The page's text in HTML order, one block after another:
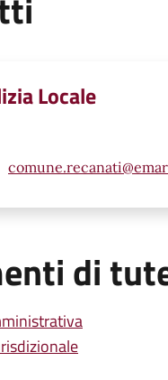
Locale
di